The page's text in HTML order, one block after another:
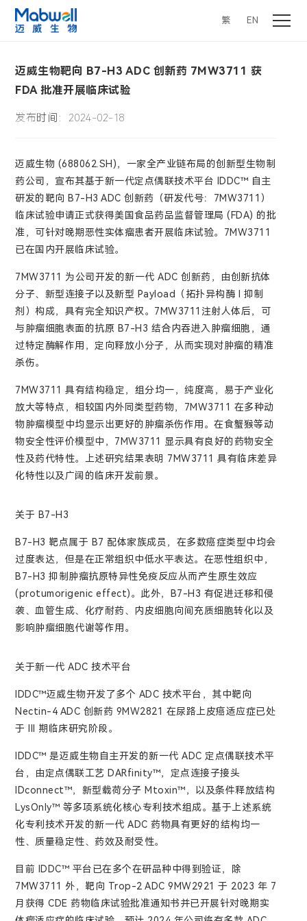
繁 EN
迈威生物靶向 B7-H3 ADC 创新药 7MW3711 获
FDA 批准开展临床试验
发布时间：2024-02-18
迈威生物 (688062.SH)，一家全产业链布局的创新型生物制
药公司，宣布其基于新一代定点偶联技术平台 IDDC™ 自主
研发的靶向 B7-H3 ADC 创新药（研发代号：7MW3711）
临床试验申请正式获得美国食品药品监督管理局 (FDA) 的批
准，可针对晚期恶性实体瘤患者开展临床试验。7MW3711
已在国内开展临床试验。
7MW3711 为公司开发的新一代 ADC 创新药，由创新抗体
分子、新型连接子以及新型 Payload（拓扑异构酶 I 抑制
剂）构成，具有完全知识产权。7MW3711注射人体后，可
与肿瘤细胞表面的抗原 B7-H3 结合内吞进入肿瘤细胞，通
过特定酶解作用，定向释放小分子，从而实现对肿瘤的精准
杀伤。
7MW3711 具有结构稳定，组分均一，纯度高，易于产业化
放大等特点，相较国内外同类型药物，7MW3711 在多种动
物肿瘤模型中均显示出更好的肿瘤杀伤作用。在食蟹猴等动
物安全性评价模型中，7MW3711 显示具有良好的药物安全
性及药代特性。上述研究结果表明 7MW3711 具有临床差异
化特性以及广阔的临床开发前景。
关于 B7-H3
B7-H3 靶点属于 B7 配体家族成员，在多数癌症类型中均会
过度表达，但是在正常组织中低水平表达。在恶性组织中，
B7-H3 抑制肿瘤抗原特异性免疫反应从而产生原生效应
(protumorigenic effect)。此外，B7-H3 有促进迁移和侵
袭、血管生成、化疗耐药、内皮细胞向间充质细胞转化以及
影响肿瘤细胞代谢等作用。
关于新一代 ADC 技术平台
IDDC™迈威生物开发了多个 ADC 技术平台，其中靶向
Nectin-4 ADC 创新药 9MW2821 在尿路上皮癌适应症已处
于 III 期临床研究阶段。
IDDC™ 是迈威生物自主开发的新一代 ADC 定点偶联技术平
台，由定点偶联工艺 DARfinity™，定点连接子接头
IDconnect™，新型载荷分子 Mtoxin™，以及条件释放结构
LysOnly™ 等多项系统化核心专利技术组成。基于上述系统
化专利技术开发的新一代 ADC 药物具有更好的结构均一
性、质量稳定性、药效及耐受性。
目前 IDDC™ 平台已在多个在研品种中得到验证，除
7MW3711 外，靶向 Trop-2 ADC 9MW2921 于 2023 年 7
月获得 CDE 药物临床试验批准通知书并已开展针对晚期实